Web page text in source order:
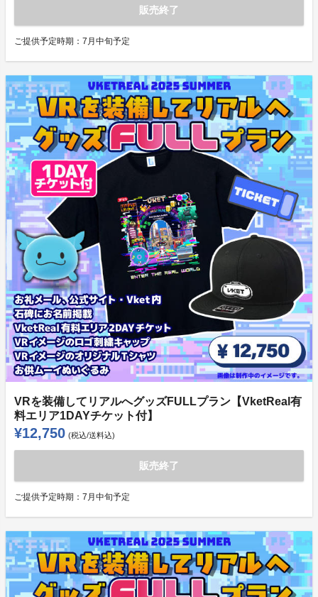
販売終了
ご提供予定時期： 7月中旬予定
VRを装備してリアルへグッズFULLプラン【VketReal有
料エリア1DAYチケット付】
¥12,750 (税込/送料込)
販売終了
ご提供予定時期： 7月中旬予定